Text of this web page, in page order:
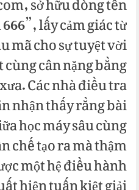
lấy cảm giác từ
mã cho sự tuyệt vời
cân nặng bằng
Các nhà điều tra
nhận thấy rằng bài
học máy sâu cùng
tạo ra mà thậm
một hệ điều hành